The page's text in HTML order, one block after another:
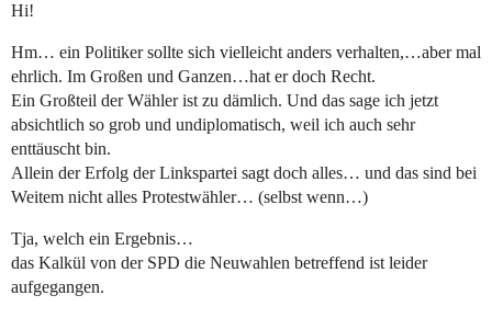
Hi!
Hm… ein Politiker sollte sich vielleicht anders verhalten,…aber mal
ehrlich. Im Großen und Ganzen…hat er doch Recht.
Ein Großteil der Wähler ist zu dämlich. Und das sage ich jetzt
absichtlich so grob und undiplomatisch, weil ich auch sehr
enttäuscht bin.
Allein der Erfolg der Linkspartei sagt doch alles… und das sind bei
Weitem nicht alles Protestwähler… (selbst wenn…)
Tja, welch ein Ergebnis…
das Kalkül von der SPD die Neuwahlen betreffend ist leider
aufgegangen.